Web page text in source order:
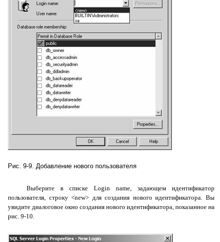
Рис. 9-9. Добавление нового пользователя
Выберите в списке Login name, задающем идентификатор
пользователя, строку<new> для создания нового идентификатора. Вы
увидите диалоговое окно создания нового идентификатора, показанное на
рис. 9-10.